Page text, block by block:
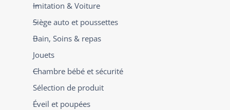
Imitation & Voiture
Siège auto et poussettes
Bain, Soins & repas
Jouets
Chambre bébé et sécurité
Sélection de produit
Éveil et poupées